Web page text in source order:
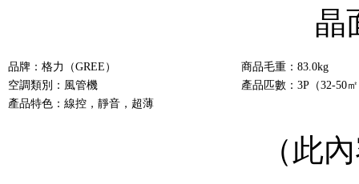
品牌：格力（GREE）
商品毛重：83.0kg
空調類別：風管機
產品匹數：3P（32-50
產品特色：線控，靜音，超薄
（此